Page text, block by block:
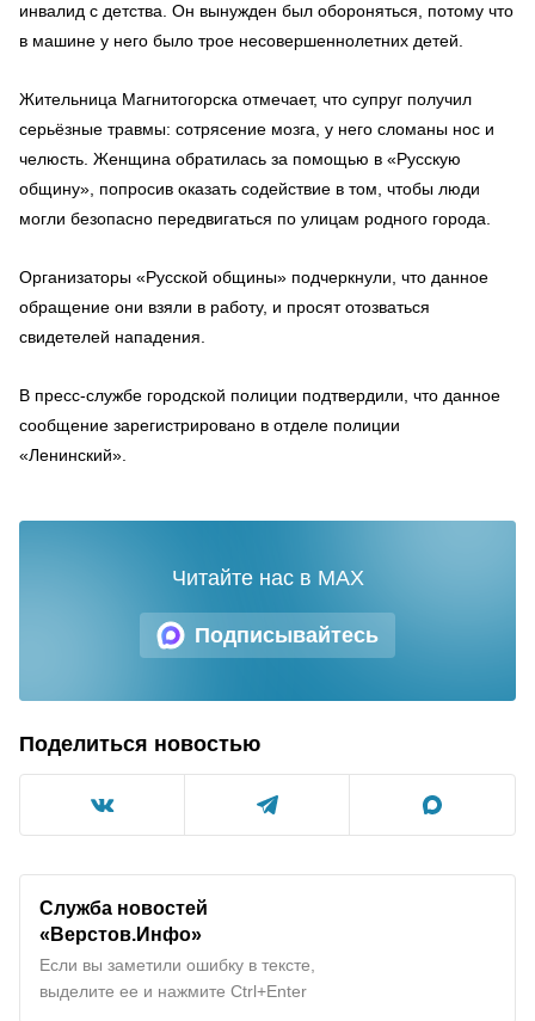
инвалид с детства. Он вынужден был обороняться, потому что
в машине у него было трое несовершеннолетних детей.
Жительница Магнитогорска отмечает, что супруг получил
серьёзные травмы: сотрясение мозга, у него сломаны нос и
челюсть. Женщина обратилась за помощью в «Русскую
общину», попросив оказать содействие в том, чтобы люди
могли безопасно передвигаться по улицам родного города.
Организаторы «Русской общины» подчеркнули, что данное
обращение они взяли в работу, и просят отозваться
свидетелей нападения.
В пресс-службе городской полиции подтвердили, что данное
сообщение зарегистрировано в отделе полиции
«Ленинский».
Подписывайтесь
Читайте нас в MAX
Поделиться новостью
Служба новостей
«Верстов.Инфо»
Если вы заметили ошибку в тексте,
выделите ее и нажмите Ctrl+Enter